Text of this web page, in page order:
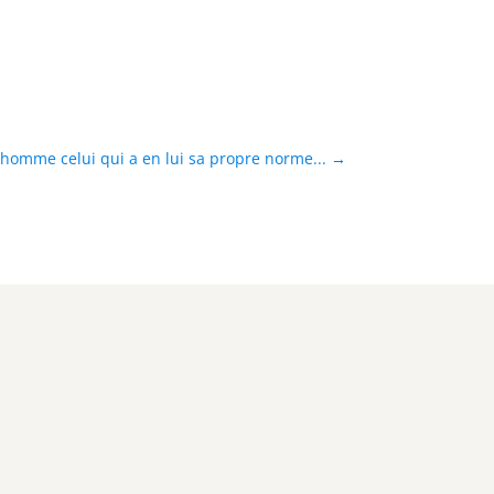
celui qui a en lui sa propre norme... →